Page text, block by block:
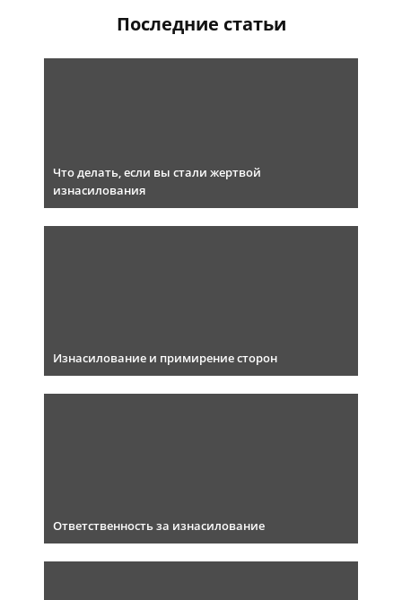
Последние статьи
Что делать, если вы стали жертвой
изнасилования
Изнасилование и примирение сторон
Ответственность за изнасилование